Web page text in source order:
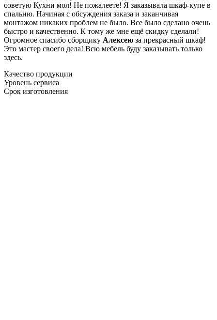
советую Кухни мол! Не пожалеете! Я заказывала шкаф-купе в
спальню. Начиная с обсуждения заказа и заканчивая
монтажом никаких проблем не было. Все было сделано очень
быстро и качественно. К тому же мне ещё скидку сделали!
Огромное спасибо сборщику Алексею за прекрасный шкаф!
Это мастер своего дела! Всю мебель буду заказывать только
здесь.
Качество продукции
Уровень сервиса
Срок изготовления